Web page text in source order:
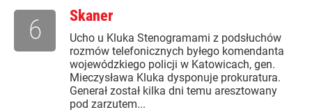
Skaner
Ucho u Kluka Stenogramami z podsłuchów
rozmów telefonicznych byłego komendanta
wojewódzkiego policji w Katowicach, gen.
Mieczysława Kluka dysponuje prokuratura.
Generał został kilka dni temu aresztowany
pod zarzutem...
6